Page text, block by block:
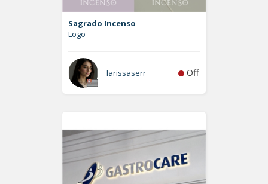
Sagrado Incenso
Logo
larissaserr Off